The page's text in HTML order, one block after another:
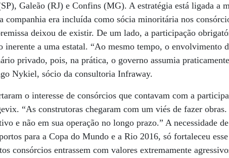
Galeão (RJ) e Confins (MG). A estratégia está ligada a
companhia era incluída como sócia minoritária nos
deixou de existir. De um lado, a participação
inerente a uma estatal. “Ao mesmo tempo, o envolvimento
privado, pois, na prática, o governo assumia praticamente
Nykiel, sócio da consultoria Infraway.
o interesse de consórcios que contavam com a
“As construtoras chegaram com um viés de fazer obras.
e não em sua operação no longo prazo.” A necessidade de
para a Copa do Mundo e a Rio 2016, só fortaleceu esse
consórcios entrassem com valores extremamente